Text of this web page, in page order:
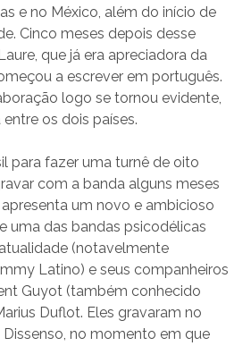
e no México, além do início de
Cinco meses depois desse
que já era apreciadora da
a escrever em português.
logo se tornou evidente,
os dois países.
para fazer uma turnê de oito
com a banda alguns meses
um novo e ambicioso
uma das bandas psicodélicas
(notavelmente
Latino) e seus companheiros
Guyot (também conhecido
Duflot. Eles gravaram no
no momento em que